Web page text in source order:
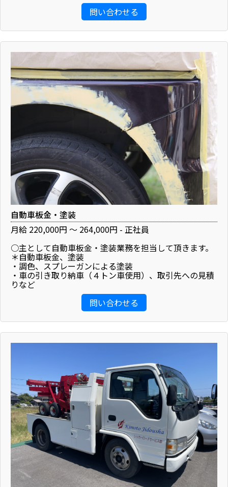
問い合わせる
自動車板金・塗装
月給 220,000円 ～ 264,000円 - 正社員
○主として自動車板金・塗装業務を担当して頂きます。
＊自動車板金、塗装
・調色、スプレーガンによる塗装
・車の引き取り納車（４トン車使用）、取引先への見積
りなど
問い合わせる